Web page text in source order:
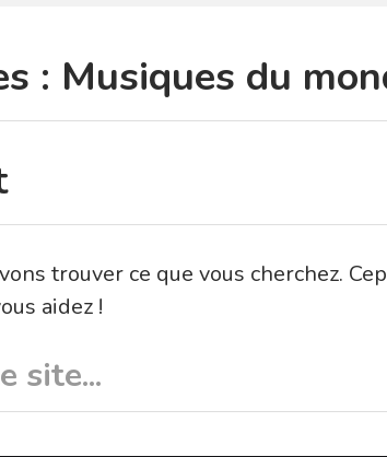
: Musiques du
trouver ce que vous cherchez.
aidez !